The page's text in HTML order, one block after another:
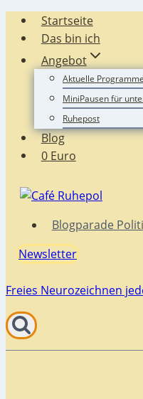
Zum
Inhalt
springen
Startseite
Das bin ich
Angebot
Aktuelle Programme
MiniPausen für
Ruhepost
Blog
0 Euro
Blogparade
Newsletter
Freies Neurozeichnen